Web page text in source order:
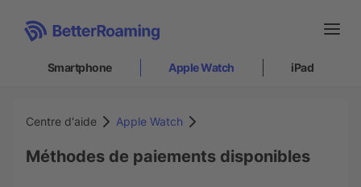
Apple Watch
Smartphone Apple Watch iPad
Centre d'aide Apple Watch
Méthodes de paiements disponibles